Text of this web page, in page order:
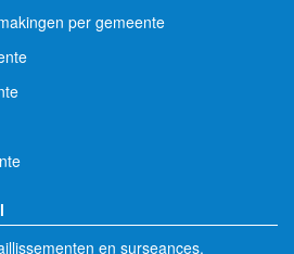
per gemeente
en surseances.